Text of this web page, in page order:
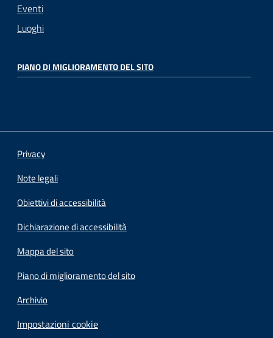
Eventi
Luoghi
PIANO DI MIGLIORAMENTO DEL SITO
Privacy
Note legali
Obiettivi di accessibilità
Dichiarazione di accessibilità
Mappa del sito
Piano di miglioramento del sito
Archivio
Impostazioni cookie